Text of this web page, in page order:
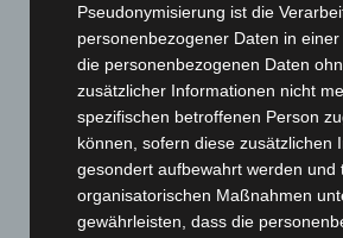
Leserbriefe
Menschen
Über uns
Veranstaltungen
Pseudonymisierung ist die
personenbezogener Daten in
die personenbezogenen Daten
zusätzlicher Informationen nicht
spezifischen betroffenen Person
können, sofern diese zusätzlichen
gesondert aufbewahrt werden und
organisatorischen Maßnahmen
gewährleisten, dass die